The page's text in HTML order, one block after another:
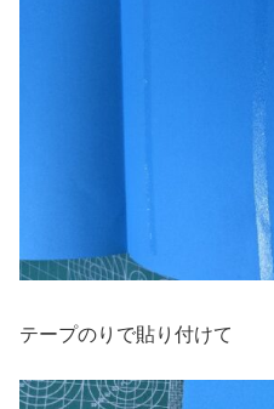
テープのりで貼り付けて